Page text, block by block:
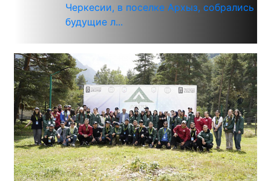
Черкесии, в поселке Архыз, собрались
будущие л...